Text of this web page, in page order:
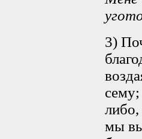
3)
сему;
мы